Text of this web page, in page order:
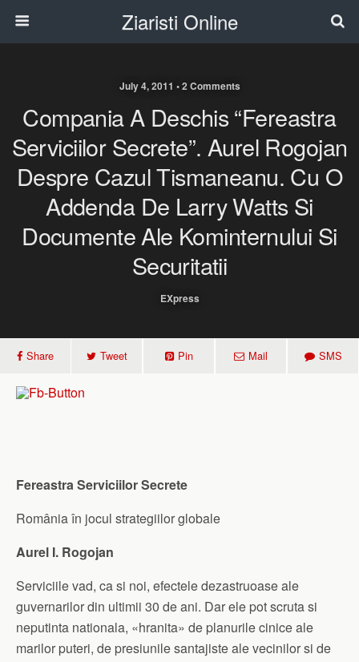
Ziaristi Online
July 4, 2011 • 2 Comments
Compania A Deschis “Fereastra
Serviciilor Secrete”. Aurel Rogojan
Despre Cazul Tismaneanu. Cu O
Addenda De Larry Watts Si
Documente Ale Kominternului Si
Securitatii
EXpress
Share Tweet Pin Mail SMS
Fereastra Serviciilor Secrete
România în jocul strategiilor globale
Aurel I. Rogojan
Serviciile vad, ca si noi, efectele dezastruoase ale
guvernari­lor din ultimii 30 de ani. Dar ele pot scruta si
neputinta nationala, «hranita» de planurile cinice ale
marilor puteri, de presiunile santajiste ale vecinilor si de